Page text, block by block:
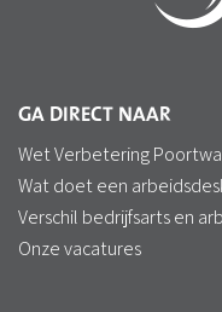
GA DIRECT NAAR
Wet Verbetering
Wat doet een
Verschil bedrijfsarts en
Onze vacatures